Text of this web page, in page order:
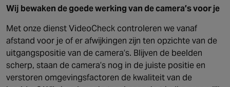
Wij bewaken de goede werking van de camera’s voor je
Met onze dienst VideoCheck controleren we vanaf
afstand voor je of er afwijkingen zijn ten opzichte van de
uitgangspositie van de camera’s. Blijven de beelden
scherp, staan de camera’s nog in de juiste positie en
verstoren omgevingsfactoren de kwaliteit van de